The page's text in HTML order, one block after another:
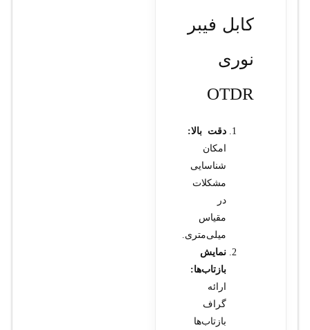
کابل فیبر
نوری
OTDR
دقت بالا:
امکان
شناسایی
مشکلات
در
مقیاس
میلی‌متری.
نمایش
بازتاب‌ها:
ارائه
گراف
بازتاب‌ها